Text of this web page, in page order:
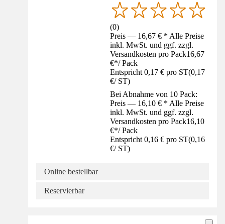
(0)
Preis — 16,67 € * Alle Preise
inkl. MwSt. und ggf. zzgl.
Versandkosten pro Pack16,67
€*/ Pack
Entspricht 0,17 € pro ST(0,17
€/ ST)
Bei Abnahme von 10 Pack:
Preis — 16,10 € * Alle Preise
inkl. MwSt. und ggf. zzgl.
Versandkosten pro Pack16,10
€*/ Pack
Entspricht 0,16 € pro ST(0,16
€/ ST)
Online bestellbar
Reservierbar